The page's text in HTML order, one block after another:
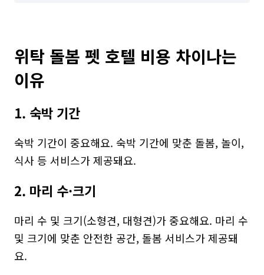
위탁 돌봄 펫 호텔 비용 차이나는
이유
1. 숙박 기간
숙박 기간이 중요해요. 숙박 기간에 맞춘 돌봄, 놀이,
식사 등 서비스가 제공돼요.
2. 마리 수·크기
마리 수 및 크기(소형견, 대형견)가 중요해요. 마리 수
및 크기에 맞춘 안전한 공간, 돌봄 서비스가 제공돼
요.